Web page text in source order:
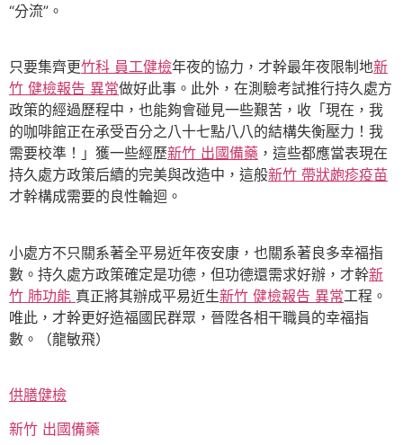
“分流”。
只要集齊更竹科 員工健檢年夜的協力，才幹最年夜限制地新
竹 健檢報告 異常做好此事。此外，在測驗考試推行持久處方
政策的經過歷程中，也能夠會碰見一些艱苦，收「現在，我
的咖啡館正在承受百分之八十七點八八的結構失衡壓力！我
需要校準！」獲一些經歷新竹 出國備藥 ，這些都應當表現在
持久處方政策后續的完美與改造中，這般新竹 帶狀皰疹疫苗
才幹構成需要的良性輪迴。
小處方不只關系著全平易近年夜安康，也關系著良多幸福指
數。持久處方政策確定是功德，但功德還需求好辦，才幹新
竹 肺功能 真正將其辦成平易近生新竹 健檢報告 異常工程。
唯此，才幹更好造福國民群眾，晉陞各相干職員的幸福指
數。（龍敏飛）
供膳健檢
新竹 出國備藥